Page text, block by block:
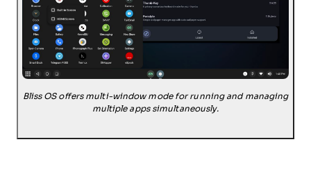
Bliss OS offers multi-window mode for running and managing
multiple apps simultaneously.